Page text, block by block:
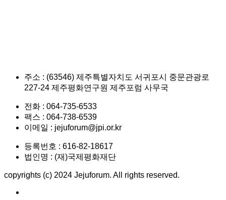
주소 : (63546) 제주특별자치도 서귀포시 중문관광로
227-24 제주평화연구원 제주포럼 사무국
전화 : 064-735-6533
팩스 : 064-738-6539
이메일 : jejuforum@jpi.or.kr
등록번호 : 616-82-18617
법인명 : (재)국제평화재단
copyrights (c) 2024 Jejuforum. All rights reserved.